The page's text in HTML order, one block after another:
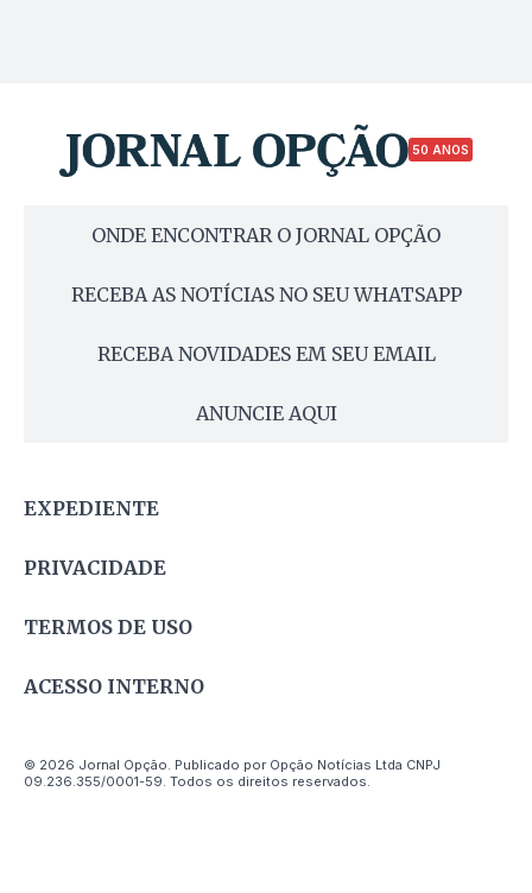
50 ANOS
ONDE ENCONTRAR O JORNAL OPÇÃO
RECEBA AS NOTÍCIAS NO SEU WHATSAPP
RECEBA NOVIDADES EM SEU EMAIL
ANUNCIE AQUI
EXPEDIENTE
PRIVACIDADE
TERMOS DE USO
ACESSO INTERNO
© 2026 Jornal Opção. Publicado por Opção Notícias Ltda CNPJ
09.236.355/0001-59. Todos os direitos reservados.